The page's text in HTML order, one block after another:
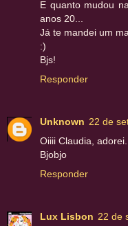
E quanto mudou
anos 20...
Já te mandei um
:)
Bjs!
Responder
Unknown 22 de
Oiiii Claudia,
Bjobjo
Responder
Lux Lisbon 22 de